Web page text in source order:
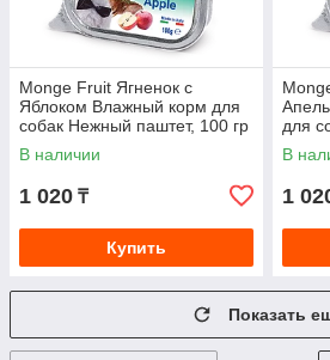
Monge Fruit Ягненок с
Яблоком Влажный корм для
собак Нежный паштет, 100 гр
В наличии
1 020 ₸
Купить
для
with
В
1
Показать